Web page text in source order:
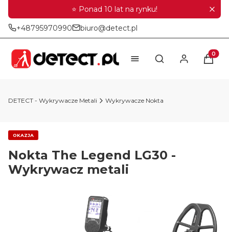
⭐ Ponad 10 lat na rynku!
+48795970990 biuro@detect.pl
Otwórz
DETECT - Wykrywacze Metali Wykrywacze Nokta
OKAZJA
Nokta The Legend LG30 -
Wykrywacz metali